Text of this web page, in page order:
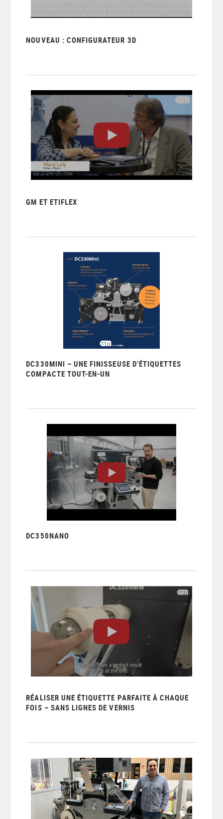
NOUVEAU : CONFIGURATEUR 3D
GM ET ETIFLEX
DC330MINI – UNE FINISSEUSE D’ÉTIQUETTES
COMPACTE TOUT-EN-UN
DC350NANO
RÉALISER UNE ÉTIQUETTE PARFAITE À CHAQUE
FOIS – SANS LIGNES DE VERNIS